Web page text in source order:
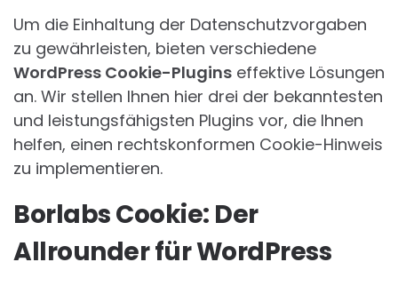
Um die Einhaltung der Datenschutzvorgaben
zu gewährleisten, bieten verschiedene
WordPress Cookie-Plugins effektive Lösungen
an. Wir stellen Ihnen hier drei der bekanntesten
und leistungsfähigsten Plugins vor, die Ihnen
helfen, einen rechtskonformen Cookie-Hinweis
zu implementieren.
Borlabs Cookie: Der
Allrounder für WordPress